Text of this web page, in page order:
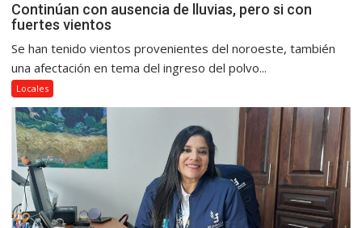
Continúan con ausencia de lluvias, pero si con
fuertes vientos
Se han tenido vientos provenientes del noroeste, también
una afectación en tema del ingreso del polvo...
Locales